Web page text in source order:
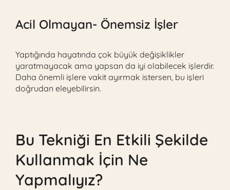
Acil Olmayan- Önemsiz İşler
Yaptığında hayatında çok büyük değişiklikler
yaratmayacak ama yapsan da iyi olabilecek işlerdir.
Daha önemli işlere vakit ayırmak istersen, bu işleri
doğrudan eleyebilirsin.
Bu Tekniği En Etkili Şekilde
Kullanmak İçin Ne
Yapmalıyız?